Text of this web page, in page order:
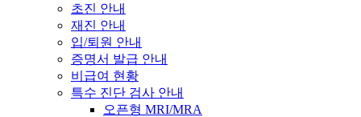
초진 안내
재진 안내
입/퇴원 안내
증명서 발급 안내
비급여 현황
특수 진단 검사 안내
오픈형 MRI/MRA